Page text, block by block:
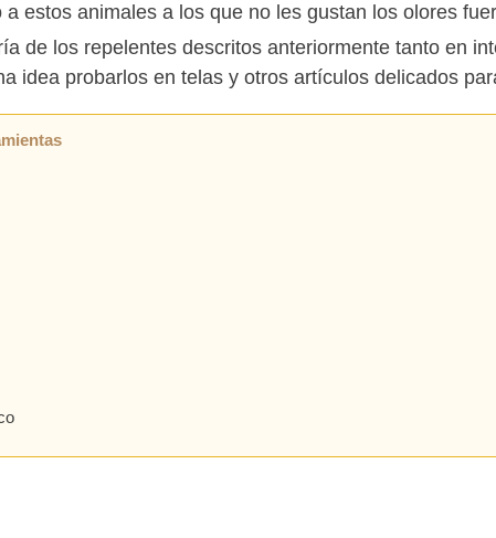
estos animales a los que no les gustan los olores
de los repelentes descritos anteriormente tanto en
idea probarlos en telas y otros artículos delicados